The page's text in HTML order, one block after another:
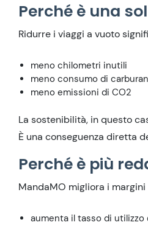
Perché è una
Ridurre i viaggi a vuoto
meno chilometri inutili
meno consumo di
meno emissioni di CO2
La sostenibilità, in questo
È una conseguenza diretta
Perché è più
MandaMO migliora i
aumenta il tasso di utilizzo